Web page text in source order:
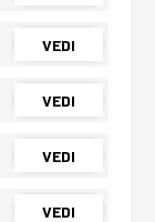
VEDI
VEDI
VEDI
VEDI